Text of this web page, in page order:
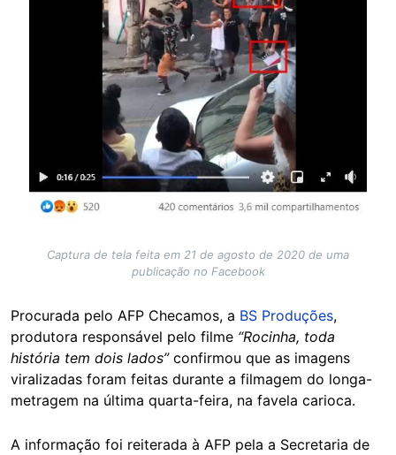
Captura de tela feita em 21 de agosto de 2020 de uma
publicação no Facebook
Procurada pelo AFP Checamos, a BS Produções,
produtora responsável pelo filme “Rocinha, toda
história tem dois lados”confirmou que as imagens
viralizadas foram feitas durante a filmagem do longa-
metragem na última quarta-feira, na favela carioca.
A informação foi reiterada à AFP pela a Secretaria de